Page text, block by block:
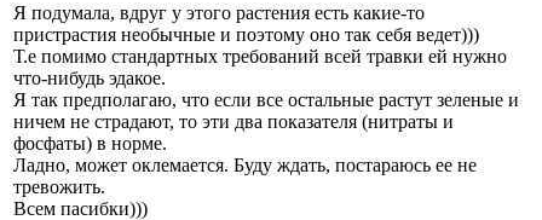
Я подумала, вдруг у этого растения есть какие-то
пристрастия необычные и поэтому оно так себя ведет)))
Т.е помимо стандартных требований всей травки ей нужно
что-нибудь эдакое.
Я так предполагаю, что если все остальные растут зеленые и
ничем не страдают, то эти два показателя (нитраты и
фосфаты) в норме.
Ладно, может оклемается. Буду ждать, постараюсь ее не
тревожить.
Всем пасибки)))